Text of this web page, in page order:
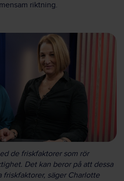
riktning.
de friskfaktorer som rör
Det kan beror på att dessa
friskfaktorer, säger Charlotte